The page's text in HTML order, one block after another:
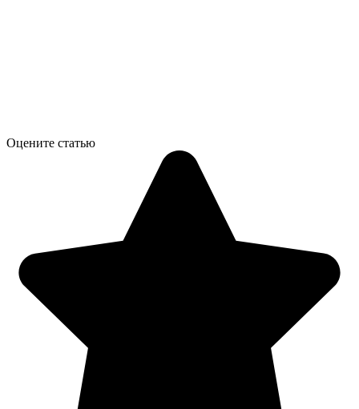
Оцените статью